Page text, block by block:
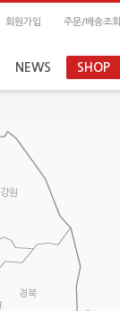
회원가입 주문/배송조회
NEWS SHOP
강원
경북